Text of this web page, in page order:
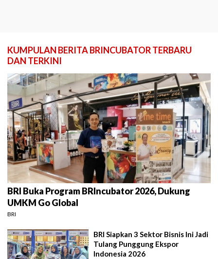
KUMPULAN BERITA BRINCUBATOR TERBARU
DAN TERKINI
BRI Buka Program BRIncubator 2026, Dukung
UMKM Go Global
BRI
BRI Siapkan 3 Sektor Bisnis Ini Jadi
Tulang Punggung Ekspor
Indonesia 2026